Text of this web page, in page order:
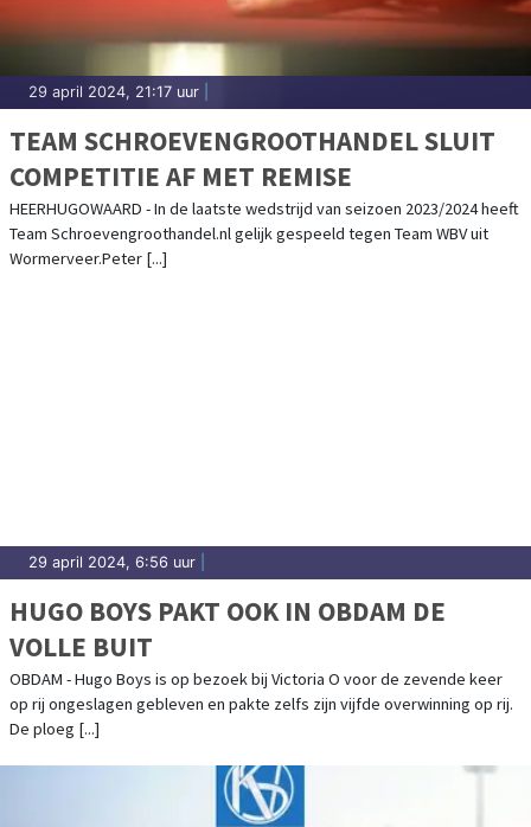
29 april 2024, 21:17 uur
TEAM SCHROEVENGROOTHANDEL SLUIT
COMPETITIE AF MET REMISE
HEERHUGOWAARD - In de laatste wedstrijd van seizoen 2023/2024 heeft
Team Schroevengroothandel.nl gelijk gespeeld tegen Team WBV uit
Wormerveer.Peter [...]
29 april 2024, 6:56 uur
HUGO BOYS PAKT OOK IN OBDAM DE
VOLLE BUIT
OBDAM - Hugo Boys is op bezoek bij Victoria O voor de zevende keer
op rij ongeslagen gebleven en pakte zelfs zijn vijfde overwinning op rij.
De ploeg [...]